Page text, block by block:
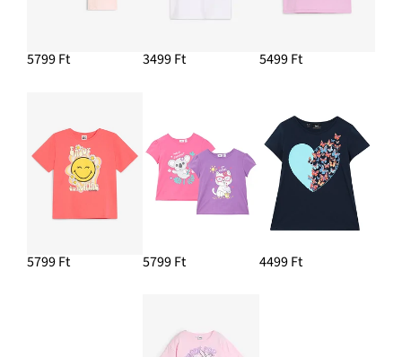
5799 Ft 3499 Ft 5499 Ft
5799 Ft 5799 Ft 4499 Ft